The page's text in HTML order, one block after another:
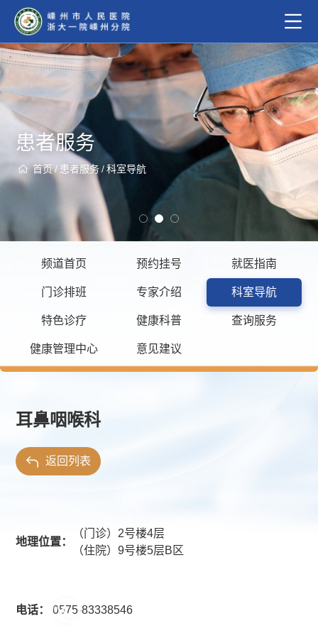
患者服务
首页/ 患者服务 / 科室导航
频道首页 预约挂号 就医指南
门诊排班 专家介绍 科室导航
特色诊疗 健康科普 查询服务
健康管理中心 意见建议
耳鼻咽喉科
返回列表
地理位置：
（门诊）2号楼4层
（住院）9号楼5层B区
电话： 0575-83338546